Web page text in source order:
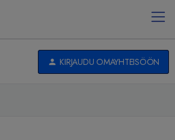
KIRJAUDU OMAYHTEISÖÖN